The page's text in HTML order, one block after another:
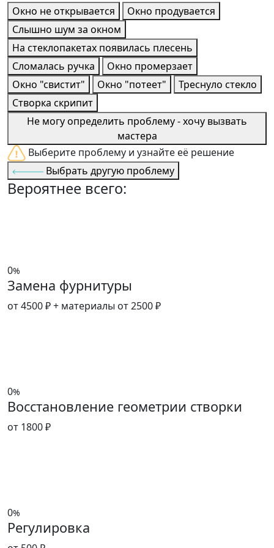
Окно не открывается
Окно продувается
Слышно шум за окном
На стеклопакетах появилась плесень
Сломалась ручка
Окно промерзает
Окно "свистит"
Окно "потеет"
Треснуло стекло
Створка скрипит
Не могу определить проблему - хочу вызвать
мастера
Выберите проблему и узнайте её решение
Выбрать другую проблему
Вероятнее всего:
0%
Замена фурнитуры
от 4500 ₽+ материалы от 2500 ₽
0%
Восстановление геометрии створки
от 1800 ₽
0%
Регулировка